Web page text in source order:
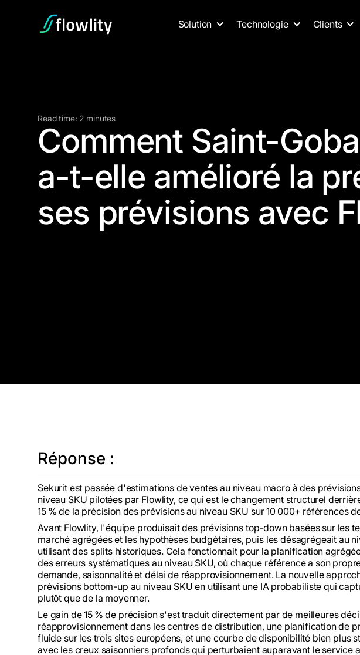
Solution Technologie Clients
Read time: 2 minutes
Comment Saint-
a-t-elle amélioré la
ses prévisions avec
Réponse :
Sekurit est passée d'estimations de ventes au niveau macro à des
niveau SKU pilotées par Flowlity, ce qui est le changement structurel
15 % de la précision des prévisions au niveau SKU sur 10 000+ références
Avant Flowlity, l'équipe produisait des prévisions top-down basées sur les
marché agrégées et les hypothèses budgétaires, puis les désagrégeait au
utilisant des splits historiques. Cela fonctionnait pour la planification
des erreurs systématiques au niveau SKU, où chaque référence a son
demande, saisonnalité et délai de réapprovisionnement. La nouvelle
prévisions bottom-up au niveau SKU en utilisant une IA probabiliste qui
plutôt que de la moyenner.
Le gain de 15 % de précision s'est traduit directement par de meilleures
réapprovisionnement dans les centres de distribution, une planification de
fluide sur les trois sites européens, et une courbe de disponibilité bien plus
avec les creux saisonniers profonds qui perturbaient auparavant le service